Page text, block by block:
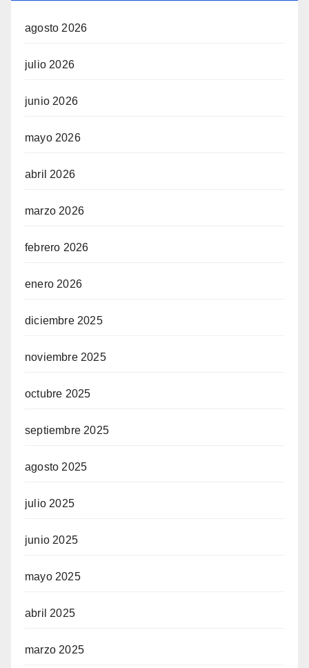
agosto 2026
julio 2026
junio 2026
mayo 2026
abril 2026
marzo 2026
febrero 2026
enero 2026
diciembre 2025
noviembre 2025
octubre 2025
septiembre 2025
agosto 2025
julio 2025
junio 2025
mayo 2025
abril 2025
marzo 2025